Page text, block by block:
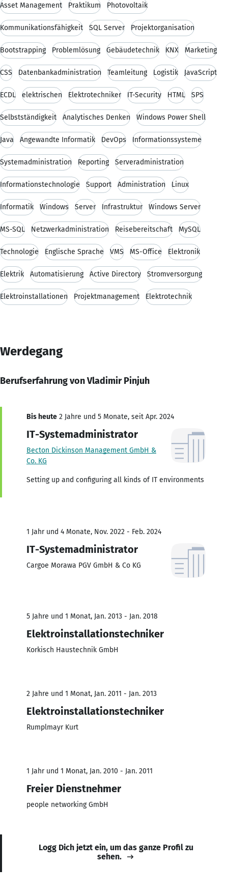
Asset Management Praktikum Photovoltaik
Kommunikationsfähigkeit SQL Server Projektorganisation
Bootstrapping Problemlösung Gebäudetechnik KNX Marketing
CSS Datenbankadministration Teamleitung Logistik JavaScript
ECDL elektrischen Elektrotechniker IT-Security HTML SPS
Selbstständigkeit Analytisches Denken Windows Power Shell
Java Angewandte Informatik DevOps Informationssysteme
Systemadministration Reporting Serveradministration
Informationstechnologie Support Administration Linux
Informatik Windows Server Infrastruktur Windows Server
MS-SQL Netzwerkadministration Reisebereitschaft MySQL
Technologie Englische Sprache VMS MS-Office Elektronik
Elektrik Automatisierung Active Directory Stromversorgung
Elektroinstallationen Projektmanagement Elektrotechnik
Werdegang
Berufserfahrung von Vladimir Pinjuh
Bis heute 2 Jahre und 5 Monate, seit Apr. 2024
IT-Systemadministrator
Becton Dickinson Management GmbH &
Co. KG
Setting up and configuring all kinds of IT environments
1 Jahr und 4 Monate, Nov. 2022 - Feb. 2024
IT-Systemadministrator
Cargoe Morawa PGV GmbH & Co KG
5 Jahre und 1 Monat, Jan. 2013 - Jan. 2018
Elektroinstallationstechniker
Korkisch Haustechnik GmbH
2 Jahre und 1 Monat, Jan. 2011 - Jan. 2013
Elektroinstallationstechniker
Rumplmayr Kurt
1 Jahr und 1 Monat, Jan. 2010 - Jan. 2011
Freier Dienstnehmer
people networking GmbH
Logg Dich jetzt ein, um das ganze Profil zu
sehen.